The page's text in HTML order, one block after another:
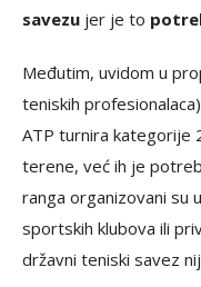
savezu jer je to
Međutim, uvidom u
teniskih
ATP turnira kategorije
terene, već ih je
ranga organizovani su
sportskih klubova ili
državni teniski savez